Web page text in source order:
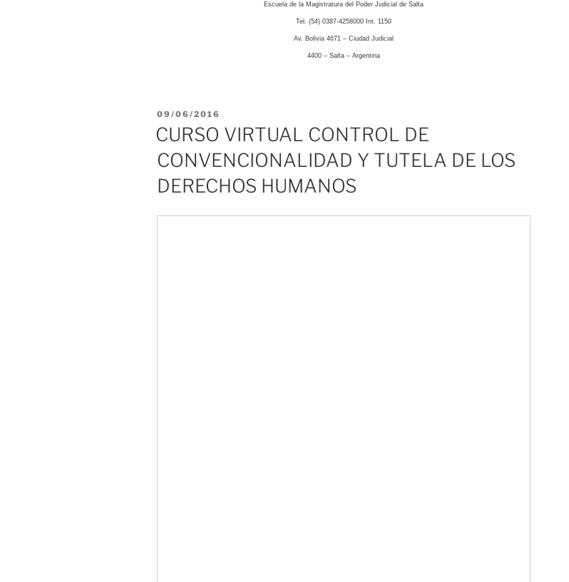
Escuela de la Magistratura del Poder Judicial de Salta
Tel. (54) 0387-4258000 Int. 1150
Av. Bolivia 4671 – Ciudad Judicial
4400 – Salta – Argentina
PUBLICADO
EL
09/06/2016
CURSO VIRTUAL CONTROL DE
CONVENCIONALIDAD Y TUTELA DE LOS
DERECHOS HUMANOS